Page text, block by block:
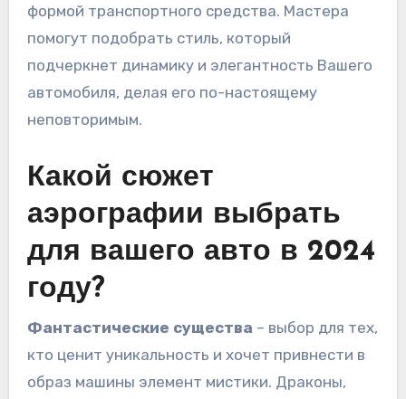
формой транспортного средства. Мастера
помогут подобрать стиль, который
подчеркнет динамику и элегантность Вашего
автомобиля, делая его по-настоящему
неповторимым.
Какой сюжет
аэрографии выбрать
для вашего авто в 2024
году?
Фантастические существа – выбор для тех,
кто ценит уникальность и хочет привнести в
образ машины элемент мистики. Драконы,